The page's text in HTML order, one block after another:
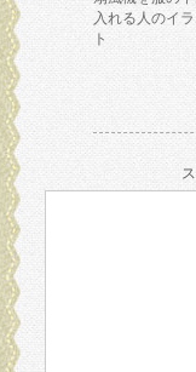
入れる人のイ
ト